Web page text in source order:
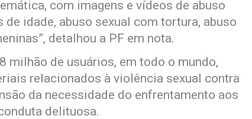
com imagens e vídeos de abuso
idade, abuso sexual com tortura, abuso
detalhou a PF em nota.
milhão de usuários, em todo o mundo,
relacionados à violência sexual contra
da necessidade do enfrentamento aos
delituosa.